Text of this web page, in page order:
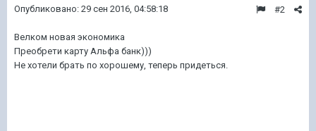
#2
Опубликовано: 29 сен 2016, 04:58:18
Велком новая экономика
Преобрети карту Альфа банк)))
Не хотели брать по хорошему, теперь придеться.